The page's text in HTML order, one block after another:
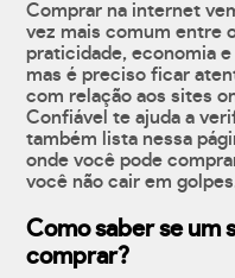
Comprar na internet
vez mais comum entre
praticidade, economia
mas é preciso ficar
com relação aos sites
Confiável te ajuda a
também lista nessa
onde você pode
você não cair em
Como saber se um
comprar?